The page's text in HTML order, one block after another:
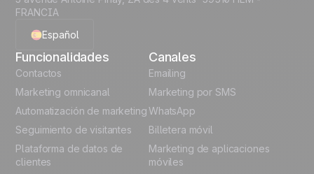
FRANCIA
Español
English
French
Polish
German
Funcionalidades
Contactos
Marketing omnicanal
Automatización de marketing
Seguimiento de visitantes
Plataforma de datos de
clientes
Canales
Emailing
Marketing por SMS
WhatsApp
Billetera móvil
Marketing de aplicaciones
móviles